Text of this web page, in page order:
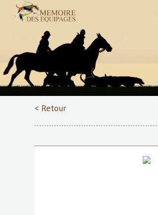
< Retour